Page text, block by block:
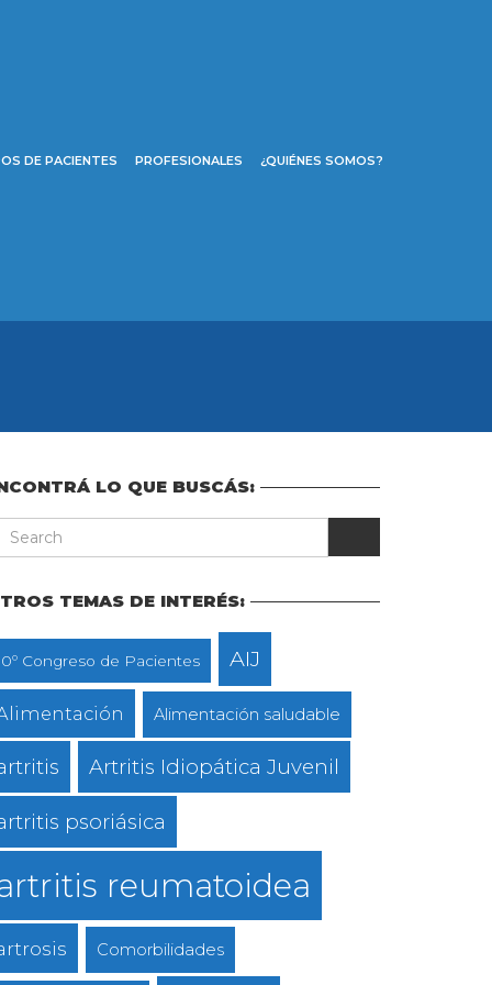
DE PACIENTES PROFESIONALES ¿QUIÉNES SOMOS?
LO QUE BUSCÁS:
TEMAS DE INTERÉS:
Congreso de Pacientes AIJ
Alimentación saludable
Artritis Idiopática Juvenil
psoriásica
reumatoidea
Comorbilidades